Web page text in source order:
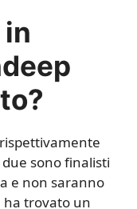
in
sono finalisti
e non saranno
ha trovato un